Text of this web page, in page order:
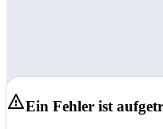
Ein Fehler ist